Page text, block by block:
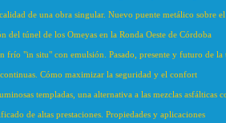
de una obra singular. Nuevo puente metálico sobre
del túnel de los Omeyas en la Ronda Oeste de Córdoba
frío "in situ" con emulsión. Pasado, presente y futuro de la
Cómo maximizar la seguridad y el confort
templadas, una alternativa a las mezclas asfálticas
de altas prestaciones. Propiedades y aplicaciones